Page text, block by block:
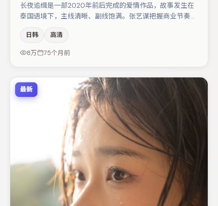
长夜追缉是一部2020年前后完成的爱情作品，故事发生在
泰国语境下，主线清晰、副线饱满。张艺谋把握商业节奏的
容包括孔刘、王千源、宋佳等，角色动机前后呼应，适合喜
欢抠台词与伏笔的观众。节奏紧凑、反转有度，值得列入片
日韩 高清
8万 75个月前
最新